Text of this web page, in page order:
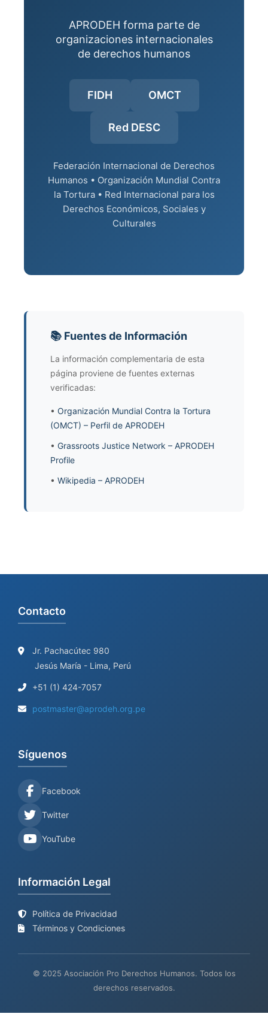
APRODEH forma parte de
organizaciones internacionales
de derechos humanos
FIDH OMCT
Red DESC
Federación Internacional de Derechos
Humanos • Organización Mundial Contra
la Tortura • Red Internacional para los
Derechos Económicos, Sociales y
Culturales
📚 Fuentes de Información
La información complementaria de esta
página proviene de fuentes externas
verificadas:
• Organización Mundial Contra la Tortura
(OMCT) – Perfil de APRODEH
• Grassroots Justice Network – APRODEH
Profile
• Wikipedia – APRODEH
Contacto
Jr. Pachacútec 980
Jesús María - Lima, Perú
+51 (1) 424-7057
postmaster@aprodeh.org.pe
Síguenos
Facebook
Twitter
YouTube
Información Legal
Política de Privacidad
Términos y Condiciones
© 2025 Asociación Pro Derechos Humanos. Todos los
derechos reservados.